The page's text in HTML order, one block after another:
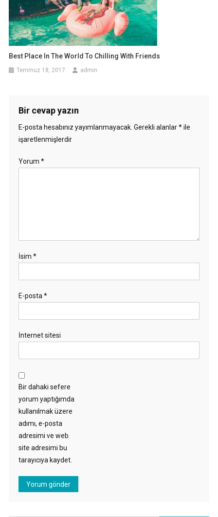
Best Place In The World To Chilling With Friends
Temmuz 18, 2017 admin
Bir cevap yazın
E-posta hesabınız yayımlanmayacak. Gerekli alanlar*ile
işaretlenmişlerdir
Yorum *
İsim *
E-posta *
İnternet sitesi
Bir dahaki sefere
yorum yaptığımda
kullanılmak üzere
adımı, e-posta
adresimi ve web
site adresimi bu
tarayıcıya kaydet.